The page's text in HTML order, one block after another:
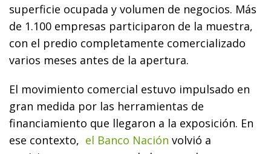
superficie ocupada y volumen de negocios. Más
de 1.100 empresas participaron de la muestra,
con el predio completamente comercializado
varios meses antes de la apertura.
El movimiento comercial estuvo impulsado en
gran medida por las herramientas de
financiamiento que llegaron a la exposición. En
ese contexto, el Banco Nación volvió a